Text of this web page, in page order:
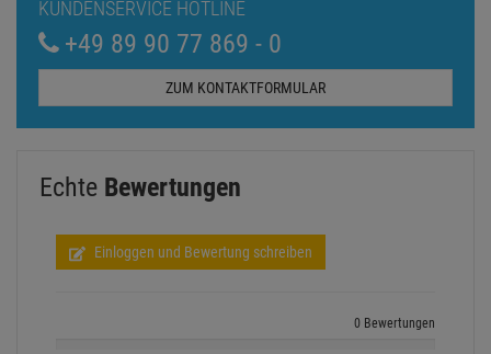
KUNDENSERVICE HOTLINE
+49 89 90 77 869 - 0
ZUM KONTAKTFORMULAR
Echte Bewertungen
Einloggen und Bewertung schreiben
0 Bewertungen